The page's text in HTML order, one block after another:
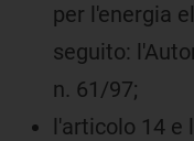
per l'energia
seguito:
n. 61/97;
l'articolo 14 e